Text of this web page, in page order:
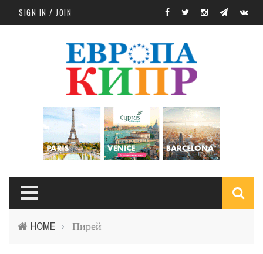
Skip to main content
SIGN IN / JOIN
HOME › Пирей